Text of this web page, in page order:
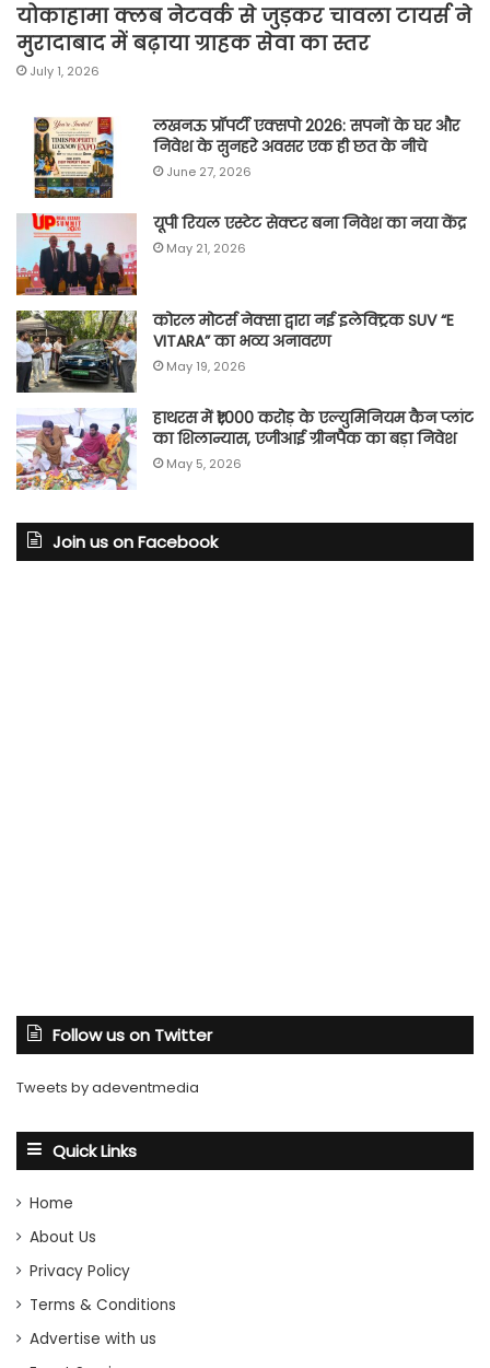
योकाहामा क्लब नेटवर्क से जुड़कर चावला टायर्स ने
मुरादाबाद में बढ़ाया ग्राहक सेवा का स्तर
July 1, 2026
लखनऊ प्रॉपर्टी एक्सपो 2026: सपनों के घर और
निवेश के सुनहरे अवसर एक ही छत के नीचे
June 27, 2026
यूपी रियल एस्टेट सेक्टर बना निवेश का नया केंद्र
May 21, 2026
कोरल मोटर्स नेक्सा द्वारा नई इलेक्ट्रिक SUV “E
VITARA” का भव्य अनावरण
May 19, 2026
हाथरस में ₹1,000 करोड़ के एल्युमिनियम कैन प्लांट
का शिलान्यास, एजीआई ग्रीनपैक का बड़ा निवेश
May 5, 2026
Join us on Facebook
Follow us on Twitter
Tweets by adeventmedia
Quick Links
Home
About Us
Privacy Policy
Terms & Conditions
Advertise with us